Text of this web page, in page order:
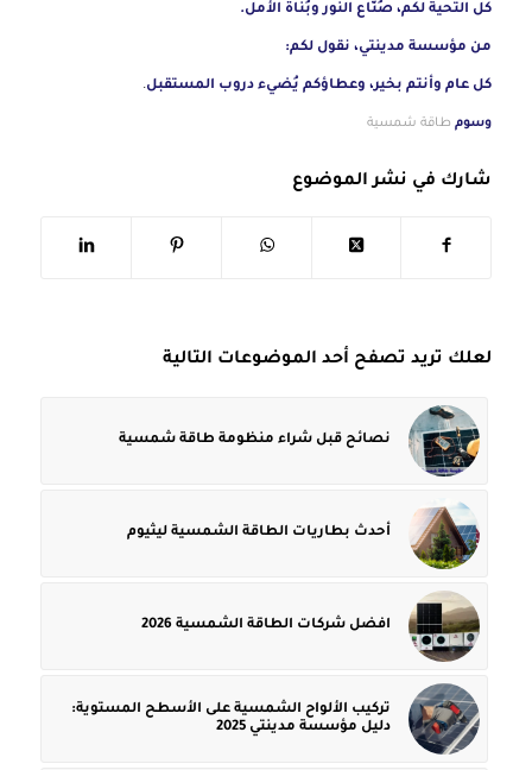
كل التحية لكم، صُنّاع النور وبُناة الأمل.
من مؤسسة مدينتي، نقول لكم:
كل عام وأنتم بخير، وعطاؤكم يُضيء دروب المستقبل.
وسوم طاقة شمسية
شارك في نشر الموضوع
لعلك تريد تصفح أحد الموضوعات التالية
نصائح قبل شراء منظومة طاقة شمسية
أحدث بطاريات الطاقة الشمسية ليثيوم
افضل شركات الطاقة الشمسية 2026
تركيب الألواح الشمسية على الأسطح المستوية:
دليل مؤسسة مدينتي 2025